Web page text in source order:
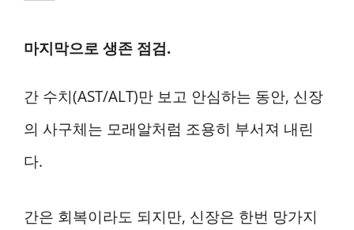
마지막으로 생존 점검.
간 수치(AST/ALT)만 보고 안심하는 동안, 신장
의 사구체는 모래알처럼 조용히 부서져 내린
다.
간은 회복이라도 되지만, 신장은 한번 망가지